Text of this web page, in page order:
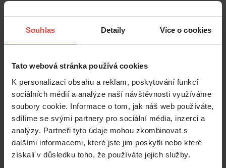
Souhlas Detaily Více o cookies
Tato webová stránka používá cookies
K personalizaci obsahu a reklam, poskytování funkcí
sociálních médií a analýze naší návštěvnosti využíváme
soubory cookie. Informace o tom, jak náš web používáte,
sdílíme se svými partnery pro sociální média, inzerci a
analýzy. Partneři tyto údaje mohou zkombinovat s
dalšími informacemi, které jste jim poskytli nebo které
získali v důsledku toho, že používáte jejich služby.